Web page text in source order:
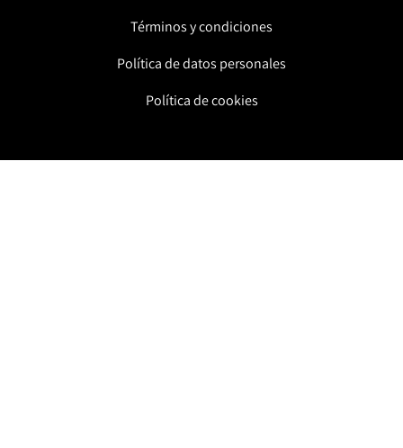
Términos y condiciones
Política de datos personales
Política de cookies